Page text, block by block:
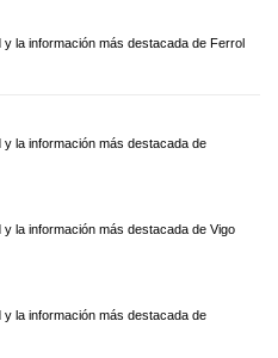
y la información más destacada de Ferrol
y la información más destacada de
y la información más destacada de Vigo
y la información más destacada de